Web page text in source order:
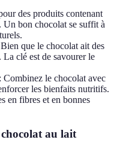
des produits contenant
Un bon chocolat se suffit à
que le chocolat ait des
clé est de savourer le
: Combinez le chocolat avec
les bienfaits nutritifs.
en fibres et en bonnes
au lait